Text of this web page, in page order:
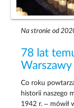
Na stronie od
78 lat
Warszawy
Co roku
historii naszego
1942 r. – mówił